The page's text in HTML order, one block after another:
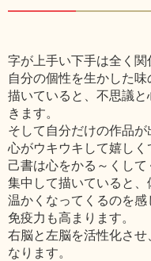
字が上手い下手は全く関
自分の個性を生かした味
描いていると、不思議と
きます。
そして自分だけの作品が
心がウキウキして嬉しく
己書は心をかる～くして
集中して描いていると、
温かくなってくるのを感
免疫力も高まります。
右脳と左脳を活性化させ
なります。